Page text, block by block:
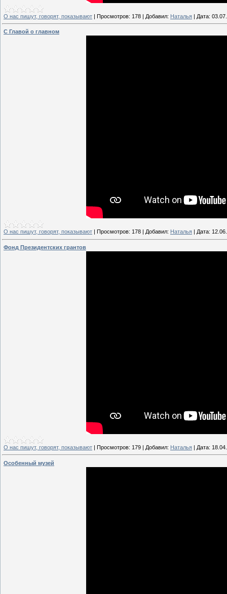
О нас пишут, говорят, показывают | Просмотров: 178 | Добавил: Наталья | Дата:
С Главой о главном
О нас пишут, говорят, показывают Просмотров: 178 Добавил: Наталья Дата:
Фонд Президентских грантов
О нас пишут, говорят, показывают | Просмотров: 179 | Добавил: Наталья | Дата:
Особенный музей